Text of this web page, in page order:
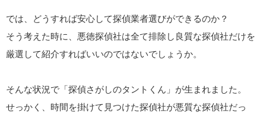
では、どうすれば安心して探偵業者選びができるのか？
そう考えた時に、悪徳探偵社は全て排除し良質な探偵社だけを
厳選して紹介すればいいのではないでしょうか。
そんな状況で「探偵さがしのタントくん」が生まれました。
せっかく、時間を掛けて見つけた探偵社が悪質な探偵社だっ